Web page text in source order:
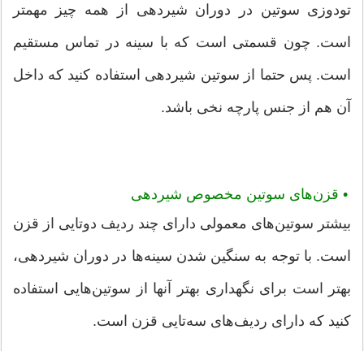
تودوزی سوتین در دوران شیردهی از همه چیز مهمتر
است. چون قسمتی است که با سینه در تماس مستقیم
است. پس حتما از سوتین شیردهی استفاده کنید که داخل
آن هم از جنس پارچه نخی باشد.
• قزن‌های سوتین مخصوص شیردهی
بیشتر سوتین‌های معمولی دارای چند ردیف دوتایی از قزن
است. با توجه به سنگین‌ شدن سینه‌ها در دوران شیردهی،
بهتر است برای نگهداری بهتر آنها از سوتین‌هایی استفاده
کنید که دارای ردیف‌های سه‌تایی قزن است.